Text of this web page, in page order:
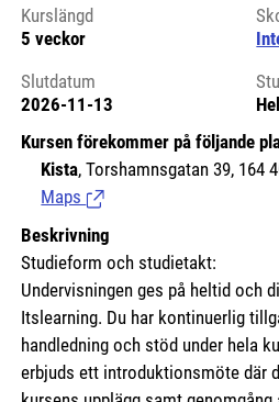
Kurslängd
5 veckor
Slutdatum
2026-11-13
Kursen förekommer på följande
Kista, Torshamnsgatan 39, 164
Maps (Länk till extern sida.)
Beskrivning
Studieform och studietakt:
Undervisningen ges på heltid och
Itslearning. Du har kontinuerlig
handledning och stöd under hela
erbjuds ett introduktionsmöte där